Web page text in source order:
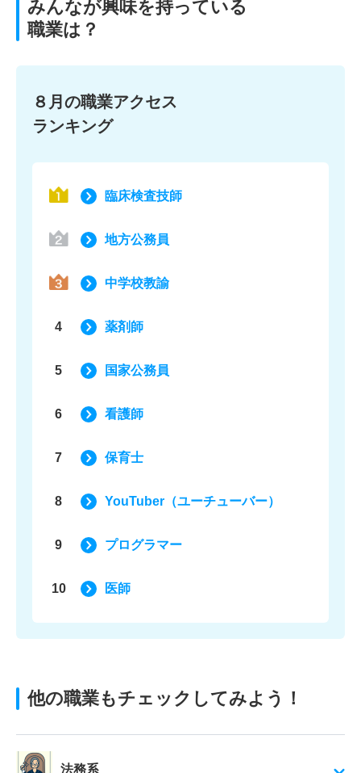
みんなが興味を持っている
職業は？
８月の職業アクセス
ランキング
臨床検査技師
地方公務員
中学校教諭
4 薬剤師
5 国家公務員
6 看護師
7 保育士
8 YouTuber（ユーチューバー）
9 プログラマー
10 医師
他の職業もチェックしてみよう！
法務系